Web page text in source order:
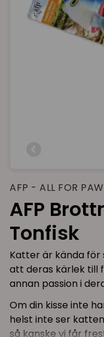
AFP - ALL FOR
AFP
Tonfisk
Katter är kända för
att deras kärlek till
annan passion i
Om din kisse inte
helst inte ser
så kanske vi får